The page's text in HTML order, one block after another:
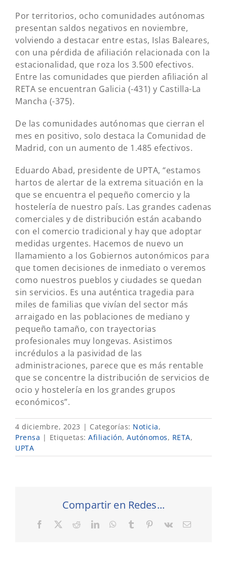
Por territorios, ocho comunidades autónomas
presentan saldos negativos en noviembre,
volviendo a destacar entre estas, Islas Baleares,
con una pérdida de afiliación relacionada con la
estacionalidad, que roza los 3.500 efectivos.
Entre las comunidades que pierden afiliación al
RETA se encuentran Galicia (-431) y Castilla-La
Mancha (-375).
De las comunidades autónomas que cierran el
mes en positivo, solo destaca la Comunidad de
Madrid, con un aumento de 1.485 efectivos.
Eduardo Abad, presidente de UPTA, “estamos
hartos de alertar de la extrema situación en la
que se encuentra el pequeño comercio y la
hostelería de nuestro país. Las grandes cadenas
comerciales y de distribución están acabando
con el comercio tradicional y hay que adoptar
medidas urgentes. Hacemos de nuevo un
llamamiento a los Gobiernos autonómicos para
que tomen decisiones de inmediato o veremos
como nuestros pueblos y ciudades se quedan
sin servicios. Es una auténtica tragedia para
miles de familias que vivían del sector más
arraigado en las poblaciones de mediano y
pequeño tamaño, con trayectorias
profesionales muy longevas. Asistimos
incrédulos a la pasividad de las
administraciones, parece que es más rentable
que se concentre la distribución de servicios de
ocio y hostelería en los grandes grupos
económicos”.
4 diciembre, 2023 | Categorías: Noticia,
Prensa | Etiquetas: Afiliación, Autónomos, RETA,
UPTA
Compartir en Redes...
Facebook RedditLinkedInWhatsApp
Tumblr Pinterest
Vk
Correo